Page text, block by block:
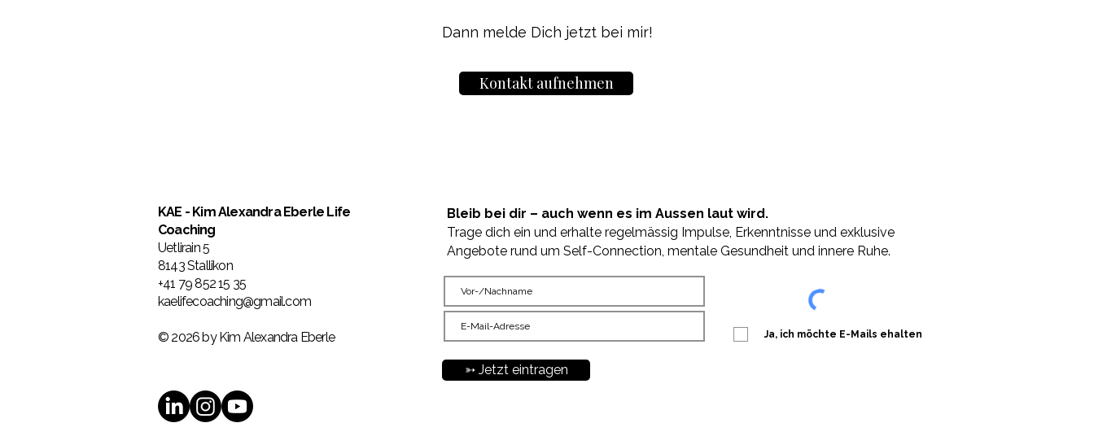
Dann melde Dich jetzt bei mir!
Kontakt aufnehmen
KAE - Kim Alexandra Eberle Life
Coaching
Uetlirain 5
8143 Stallikon
+41 79 852 15 35
kaelifecoaching@gmail.com
© 2026 by Kim Alexandra Eberle
Bleib bei dir – auch wenn es im Aussen laut wird.
Trage dich ein und erhalte regelmässig Impulse, Erkenntnisse und exklusive
Angebote rund um Self-Connection, mentale Gesundheit und innere Ruhe.
Ja, ich möchte E-Mails ehalten
➳ Jetzt eintragen